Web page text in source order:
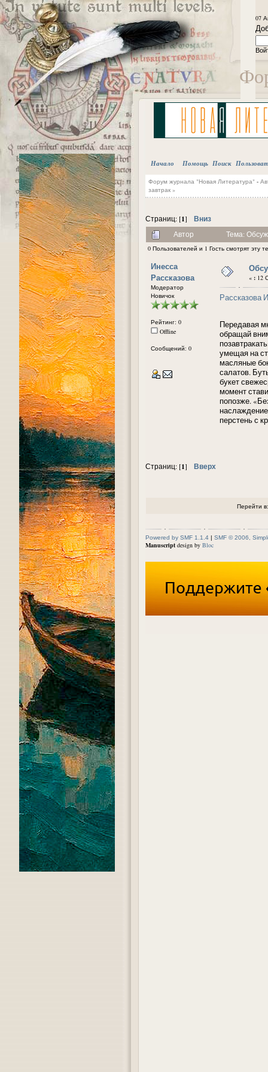
07
Начало Помощь Поиск
Форум журнала "Новая Литература"-
завтрак »
Страниц: [1] Вниз
Автор Тема:
0 Пользователей и 1 Гость смотрят эту
Инесса
Рассказова
Модератор
Новичок
Рейтинг: 0
Offline
Сообщений: 0
« : 12
Рассказова
Передавая
обращай
умещая на
масляные
салатов.
букет
момент
попозже.
перстень с
Страниц: [1] Вверх
Перейти в:
Powered by SMF 1.1.4 | SMF © 2006,
Manuscript design by Bloc